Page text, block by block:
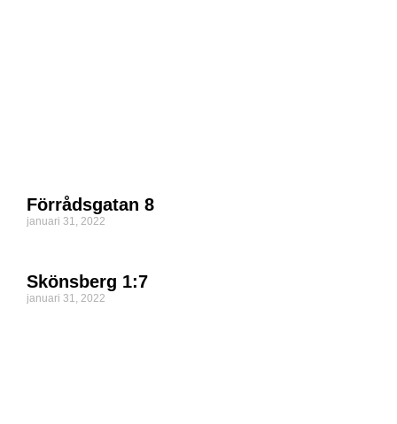
Förrådsgatan 8
januari 31, 2022
Skönsberg 1:7
januari 31, 2022